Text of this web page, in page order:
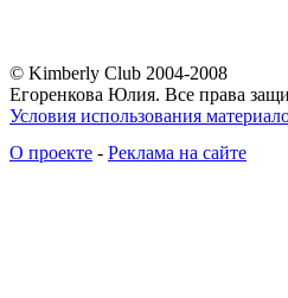
© Kimberly Club 2004-2008
Егоренкова Юлия. Все права
Условия использования
О проекте - Реклама на сайте